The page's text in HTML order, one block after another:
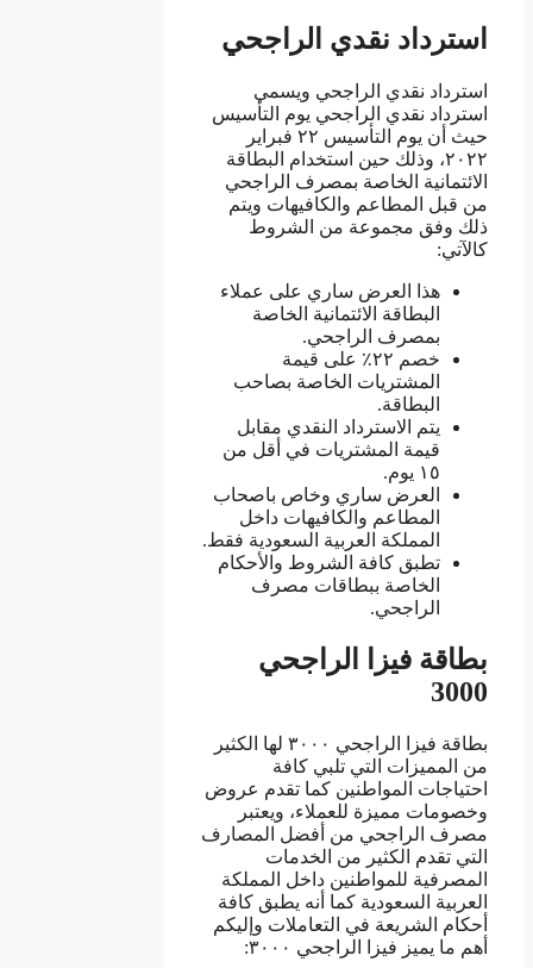
استرداد نقدي الراجحي
استرداد نقدي الراجحي ويسمي
استرداد نقدي الراجحي يوم التأسيس
حيث أن يوم التأسيس ٢٢ فبراير
٢٠٢٢، وذلك حين استخدام البطاقة
الائتمانية الخاصة بمصرف الراجحي
من قبل المطاعم والكافيهات ويتم
ذلك وفق مجموعة من الشروط
كالآتي:
هذا العرض ساري على عملاء
البطاقة الائتمانية الخاصة
بمصرف الراجحي.
خصم ٢٢٪ على قيمة
المشتريات الخاصة بصاحب
البطاقة.
يتم الاسترداد النقدي مقابل
قيمة المشتريات في أقل من
١٥ يوم.
العرض ساري وخاص باصحاب
المطاعم والكافيهات داخل
المملكة العربية السعودية فقط.
تطبق كافة الشروط والأحكام
الخاصة ببطاقات مصرف
الراجحي.
بطاقة فيزا الراجحي
3000
بطاقة فيزا الراجحي ٣٠٠٠ لها الكثير
من المميزات التي تلبي كافة
احتياجات المواطنين كما تقدم عروض
وخصومات مميزة للعملاء، ويعتبر
مصرف الراجحي من أفضل المصارف
التي تقدم الكثير من الخدمات
المصرفية للمواطنين داخل المملكة
العربية السعودية كما أنه يطبق كافة
أحكام الشريعة في التعاملات وإليكم
أهم ما يميز فيزا الراجحي ٣٠٠٠: